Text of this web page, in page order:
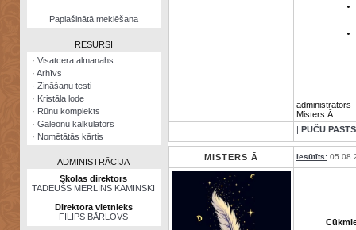
NomētātāsPaplašinātā meklēšana
RESURSI
· Visatcera almanahs
· Arhīvs
· Zināšanu testi
· Kristāla lode
· Rūnu komplekts
· Galeonu kalkulators
· Nomētātās kārtis
ADMINISTRĀCIJA
Skolas direktors
TADEUŠS MERLINS KAMINSKI
Direktora vietnieks
FILIPS BĀRLOVS
administrators
Misters Ā.
| PŪČU PASTS
MISTERS Ā Iesūtīts: